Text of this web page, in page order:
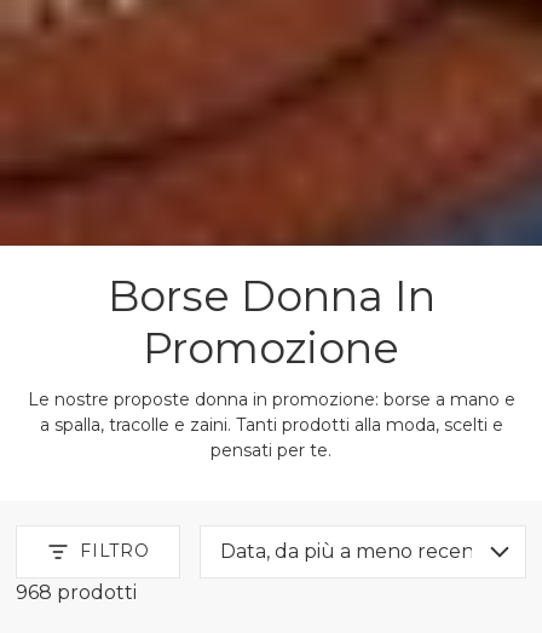
Borse Donna In
Promozione
Le nostre proposte donna in promozione: borse a mano e
a spalla, tracolle e zaini. Tanti prodotti alla moda, scelti e
pensati per te.
FILTRO
968 prodotti